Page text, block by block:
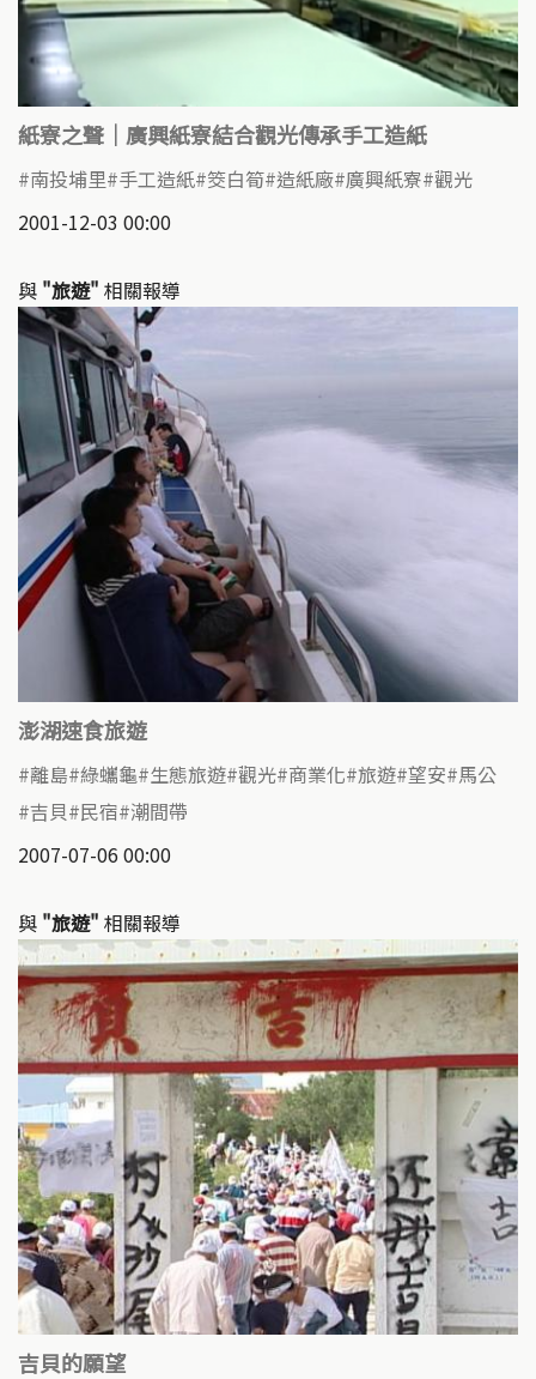
紙寮之聲｜廣興紙寮結合觀光傳承手工造紙
南投埔里 手工造紙 筊白筍 造紙廠 廣興紙寮 觀光
2001-12-03 00:00
與 "旅遊" 相關報導
澎湖速食旅遊
離島 綠蠵龜 生態旅遊 觀光 商業化 旅遊 望安 馬公
吉貝 民宿 潮間帶
2007-07-06 00:00
與 "旅遊" 相關報導
吉貝的願望